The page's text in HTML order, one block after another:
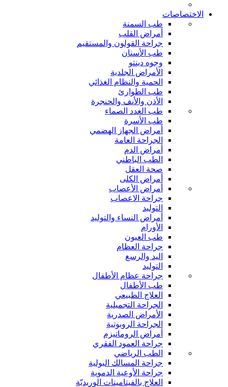
الاختصاصات
طب السمنة
أمراض القلب
جراحة القولون والمستقيم
طب الأسنان
وجوه دينتو
الأمراض الجلدية
الحمية والنظام الغذائي
طب الطوارئ
الأذن والأنف والحنجرة
طب الغدد الصماء
طب الأسرة
أمراض الجهاز الهضمي
الجراحة العامة
أمراض الدم
الطب الباطني
صحة العقل
أمراض الكلى
أمراض الأعصاب
جراحة الاعصاب
التوليد
أمراض النساء والتوليد
الأورام
طب العيون
جراحة العظام
اليد والرسغ
التوليد
جراحة عظام الأطفال
طب الأطفال
العلاج الطبيعي
الجراحة التجميلية
الأمراض الصدرية
الجراحة الروبوتية
أمراض الروماتيزم
جراحة العمود الفقري
الطب الرياضي
جراحة المسالك البولية
جراحة الأوعية الدموية
العلاج بالفيتامينات الوريديّة